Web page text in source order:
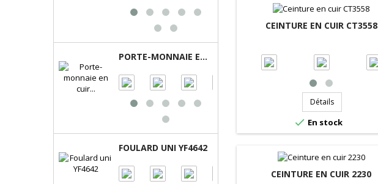
PORTE-MONNAIE EN CUIR BRILLANT LÉA PMD2603
FOULARD UNI YF4642
CEINTURE EN CUIR CT3558
Détails
 En stock
CEINTURE EN CUIR 2230